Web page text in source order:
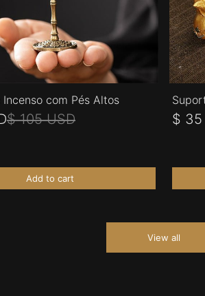
com Pés Altos
$ 105 USD
Add to cart
$ 35
View all